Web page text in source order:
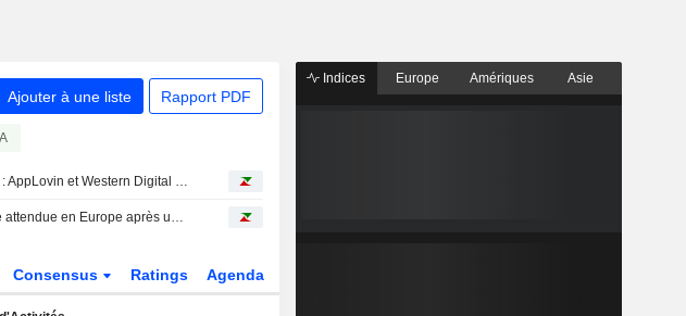
Ajouter à une liste Rapport PDF
Bourse : AppLovin et Western Digital dans le dur, rumeurs sur Vusion
Hausse attendue en Europe après un accord stratégique dans le détroit d'Ormuz
Consensus Ratings Agenda
Indices Europe Amériques Asie